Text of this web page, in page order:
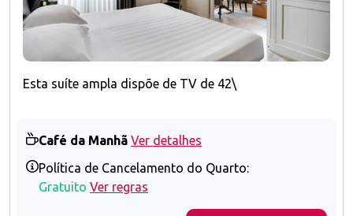
Esta suíte ampla dispõe de TV de 42\
Café da Manhã Ver detalhes
Política de Cancelamento do Quarto:
Gratuito Ver regras